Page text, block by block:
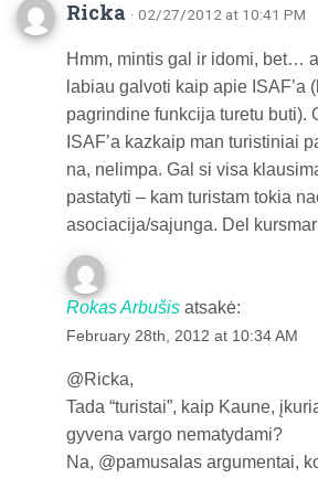
Ricka · 02/27/2012 at 10:41 PM
Hmm, mintis gal ir idomi, bet…
labiau galvoti kaip apie ISAF’a
pagrindine funkcija turetu buti).
ISAF’a kazkaip man turistiniai
na, nelimpa. Gal si visa
pastatyti – kam turistam tokia
asociacija/sajunga. Del
Rokas Arbušis atsakė:
February 28th, 2012 at 10:34 AM
@Ricka,
Tada “turistai”, kaip Kaune,
gyvena vargo nematydami?
Na, @pamusalas argumentai,